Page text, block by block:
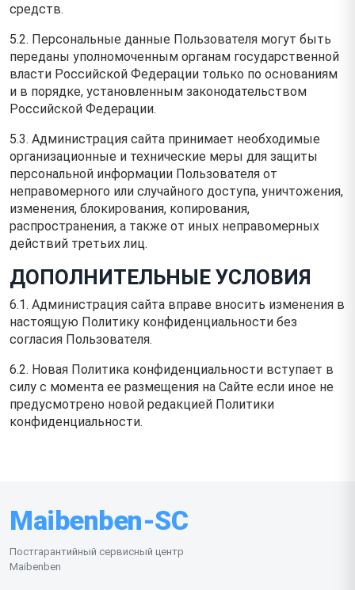
средств.
5.2. Персональные данные Пользователя могут быть
переданы уполномоченным органам государственной
власти Российской Федерации только по основаниям
и в порядке, установленным законодательством
Российской Федерации.
5.3. Администрация сайта принимает необходимые
организационные и технические меры для защиты
персональной информации Пользователя от
неправомерного или случайного доступа, уничтожения,
изменения, блокирования, копирования,
распространения, а также от иных неправомерных
действий третьих лиц.
ДОПОЛНИТЕЛЬНЫЕ УСЛОВИЯ
6.1. Администрация сайта вправе вносить изменения в
настоящую Политику конфиденциальности без
согласия Пользователя.
6.2. Новая Политика конфиденциальности вступает в
силу с момента ее размещения на Сайте если иное не
предусмотрено новой редакцией Политики
конфиденциальности.
Maibenben-SC
Постгарантийный сервисный центр
Maibenben